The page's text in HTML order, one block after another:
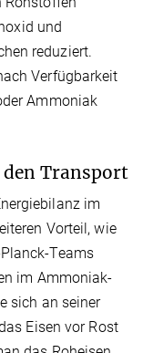
und
reduziert.
Verfügbarkeit
Ammoniak
Transport
im
Vorteil, wie
Teams
im Ammoniak-
sich an seiner
Eisen vor Rost